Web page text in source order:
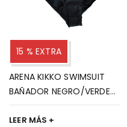
15 % EXTRA
ARENA KIKKO SWIMSUIT
BAÑADOR NEGRO/VERDE
AGUA PARA MUJER 508
LEER MÁS